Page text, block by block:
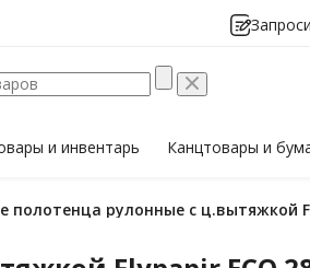
и инвентарь Канцтовары и
полотенца рулонные с ц.вытяжкой